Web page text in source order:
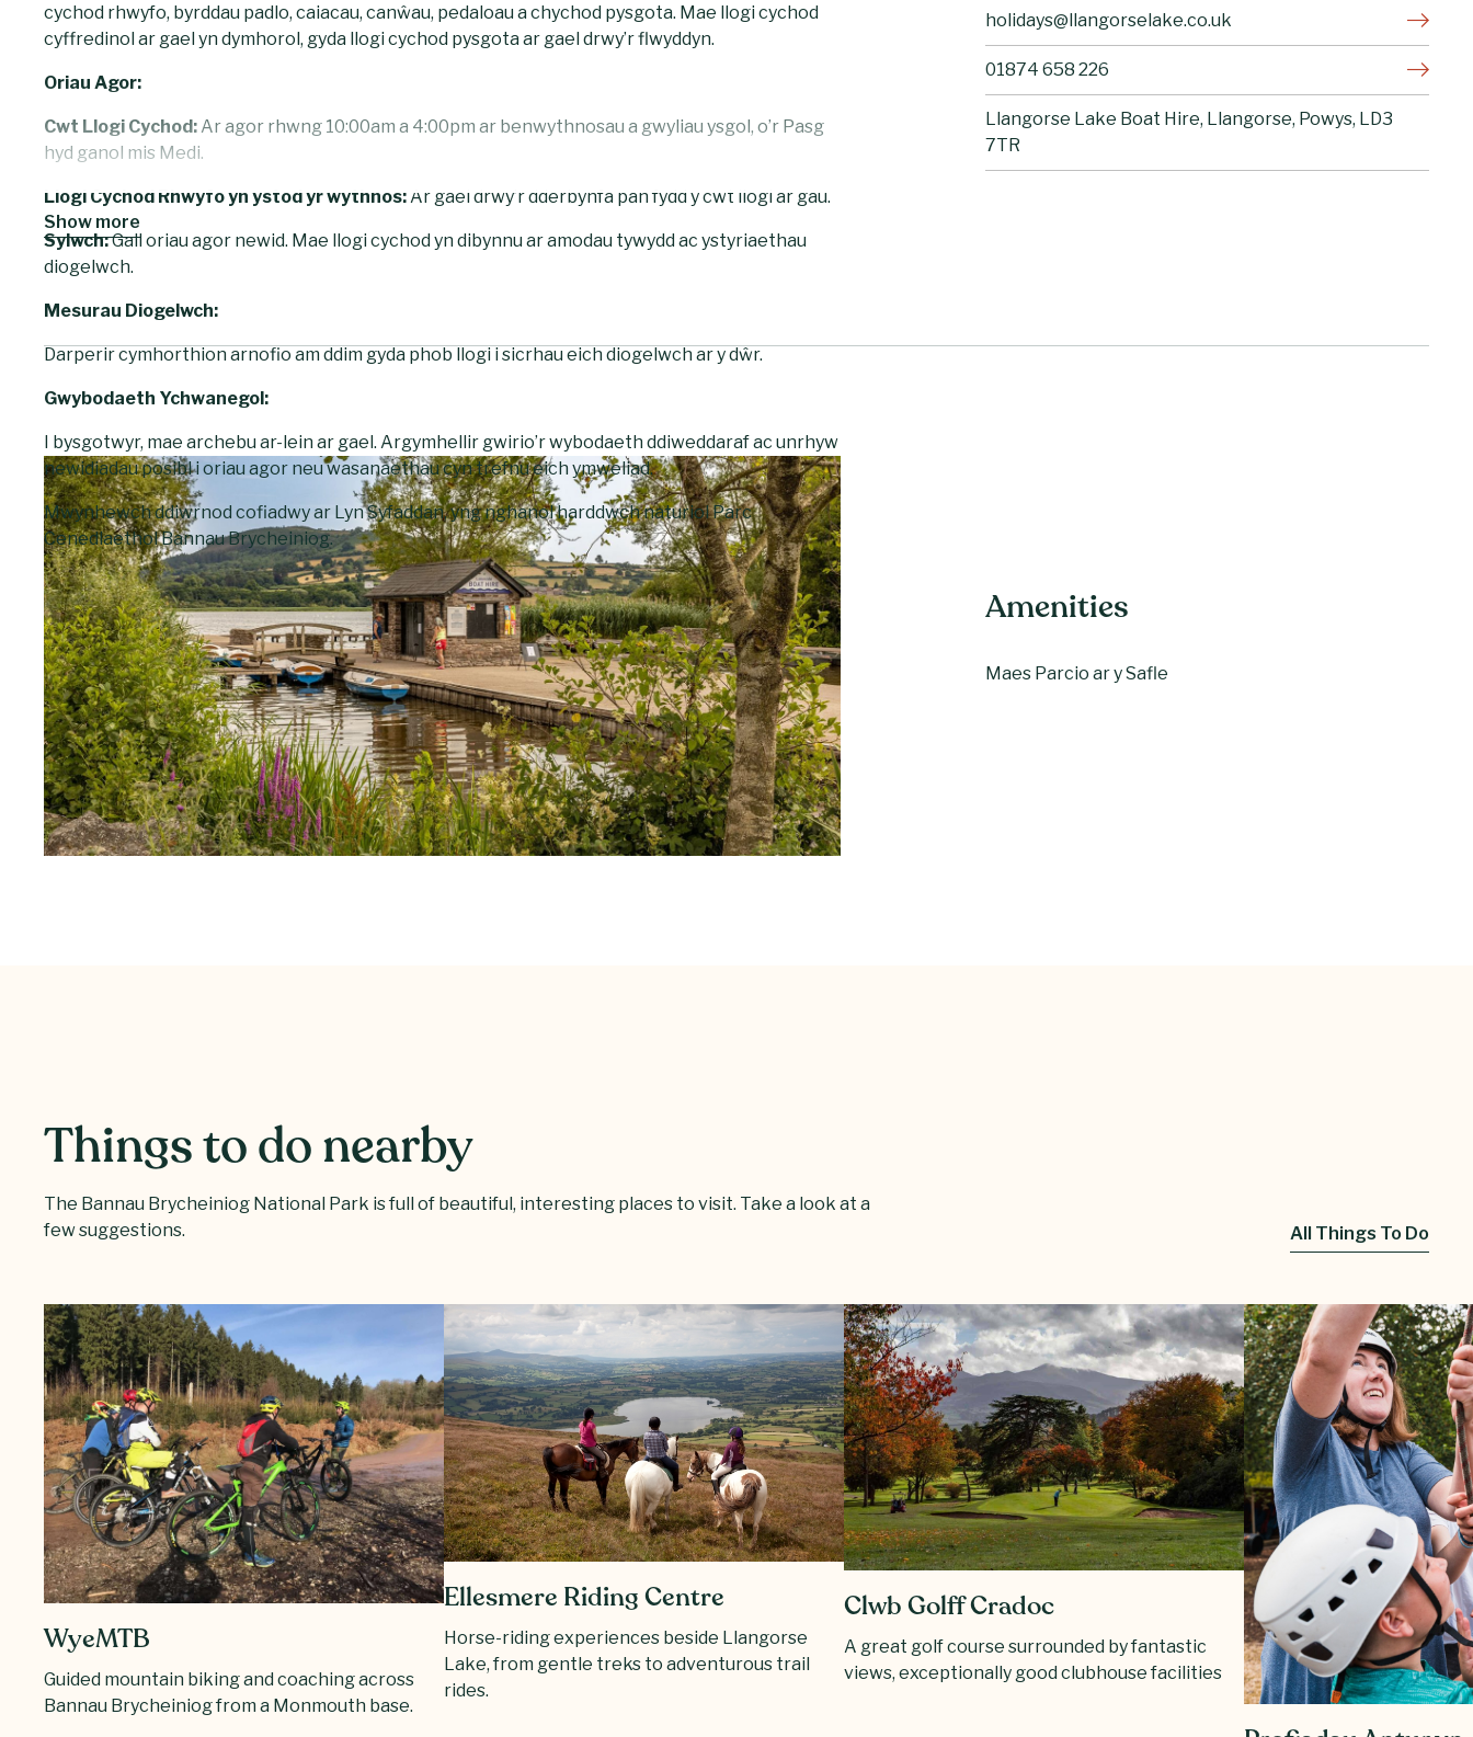
cychod rhwyfo, byrddau padlo, caiacau, canŵau, pedaloau a chychod pysgota. Mae llogi cychod
cyffredinol ar gael yn dymhorol, gyda llogi cychod pysgota ar gael drwy’r flwyddyn.
Oriau Agor:
Cwt Llogi Cychod: Ar agor rhwng 10:00am a 4:00pm ar benwythnosau a gwyliau ysgol, o’r Pasg
hyd ganol mis Medi.
Llogi Cychod Rhwyfo yn ystod yr wythnos: Ar gael drwy’r dderbynfa pan fydd y cwt llogi ar gau.
Sylwch:Gall oriau agor newid. Mae llogi cychod yn dibynnu ar amodau tywydd ac ystyriaethau
diogelwch.
Mesurau Diogelwch:
Darperir cymhorthion arnofio am ddim gyda phob llogi i sicrhau eich diogelwch ar y dŵr.
Gwybodaeth Ychwanegol:
I bysgotwyr, mae archebu ar-lein ar gael. Argymhellir gwirio’r wybodaeth ddiweddaraf ac unrhyw
newidiadau posibl i oriau agor neu wasanaethau cyn trefnu eich ymweliad.
Mwynhewch ddiwrnod cofiadwy ar Lyn Syfaddan, yng nghanol harddwch naturiol Parc
Cenedlaethol Bannau Brycheiniog.
Show more
holidays@llangorselake.co.uk
01874 658 226
Llangorse Lake Boat Hire, Llangorse, Powys, LD3
7TR
Amenities
Maes Parcio ar y Safle
Things to do nearby
The Bannau Brycheiniog National Park is full of beautiful, interesting places to visit. Take a look at a
few suggestions.
All Things To Do
WyeMTB
Guided mountain biking and coaching across
Bannau Brycheiniog from a Monmouth base.
Ellesmere Riding Centre
Horse-riding experiences beside Llangorse
Lake, from gentle treks to adventurous trail
rides.
Clwb Golff Cradoc
A great golf course surrounded by fantastic
views, exceptionally good clubhouse facilities